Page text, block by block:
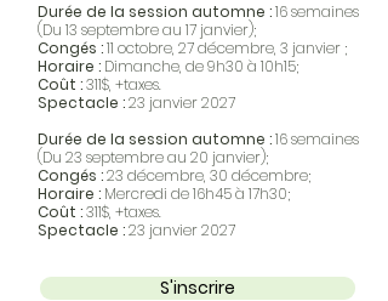
Durée de la session automne :16semaines
(Du 13 septembre au 17 janvier);
Congés :11 octobre, 27 décembre, 3 janvier ;
Horaire : Dimanche, de 9h30 à 10h15;
Coût :311$, +taxes.
Spectacle :23 janvier 2027
Durée de la session automne :16semaines
(Du 23 septembre au 20 janvier);
Congés :23 décembre, 30 décembre;
Horaire : Mercredi de 16h45 à 17h30;
Coût :311$, +taxes.
Spectacle :23 janvier 2027
S'inscrire